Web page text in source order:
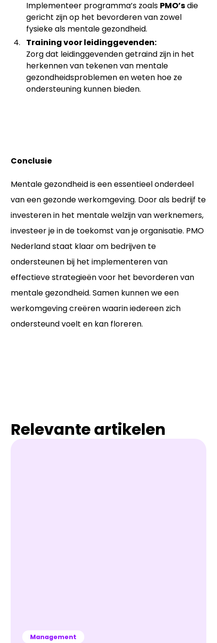
Implementeer programma’s zoals PMO’sdie
gericht zijn op het bevorderen van zowel
fysieke als mentale gezondheid.
Training voor leidinggevenden:
Zorg dat leidinggevenden getraind zijn in het
herkennen van tekenen van mentale
gezondheidsproblemen en weten hoe ze
ondersteuning kunnen bieden.
Conclusie
Mentale gezondheid is een essentieel onderdeel
van een gezonde werkomgeving. Door als bedrijf te
investeren in het mentale welzijn van werknemers,
investeer je in de toekomst van je organisatie. PMO
Nederland staat klaar om bedrijven te
ondersteunen bij het implementeren van
effectieve strategieën voor het bevorderen van
mentale gezondheid. Samen kunnen we een
werkomgeving creëren waarin iedereen zich
ondersteund voelt en kan floreren.
Relevante artikelen
Management